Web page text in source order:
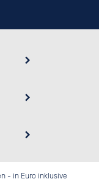
- in Euro inklusive